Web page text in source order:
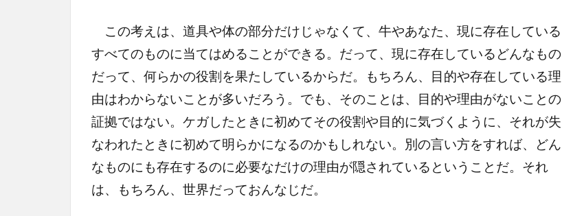
この考えは、道具や体の部分だけじゃなくて、牛やあなた、現に存在している
すべてのものに当てはめることができる。だって、現に存在しているどんなもの
だって、何らかの役割を果たしているからだ。もちろん、目的や存在している理
由はわからないことが多いだろう。でも、そのことは、目的や理由がないことの
証拠ではない。ケガしたときに初めてその役割や目的に気づくように、それが失
なわれたときに初めて明らかになるのかもしれない。別の言い方をすれば、どん
なものにも存在するのに必要なだけの理由が隠されているということだ。それ
は、もちろん、世界だっておんなじだ。